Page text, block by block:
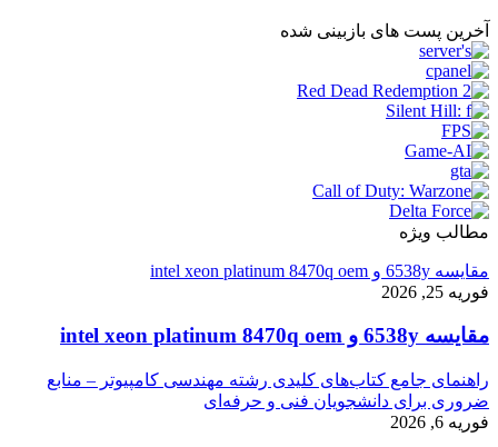
آخرین پست های بازبینی شده
مطالب ویژه
مقایسه 6538y و intel xeon platinum 8470q oem
فوریه 25, 2026
مقایسه 6538y و intel xeon platinum 8470q oem
راهنمای جامع کتاب‌های کلیدی رشته مهندسی کامپیوتر – منابع
ضروری برای دانشجویان فنی و حرفه‌ای
فوریه 6, 2026